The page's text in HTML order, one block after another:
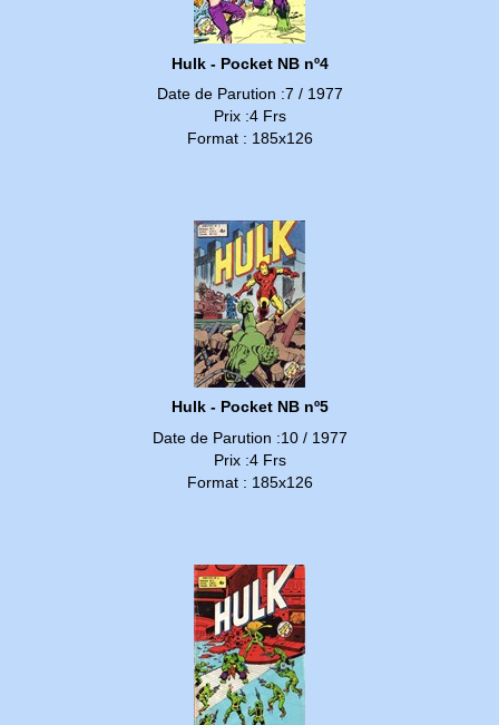
Hulk - Pocket NB nº4
Date de Parution :7 / 1977
Prix :4 Frs
Format : 185x126
Hulk - Pocket NB nº5
Date de Parution :10 / 1977
Prix :4 Frs
Format : 185x126